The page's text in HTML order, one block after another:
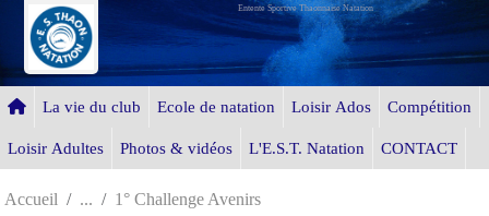
Entente Sportive Thaonnaise Natation
La vie du club Ecole de natation Loisir Ados Compétition
Loisir Adultes Photos & vidéos L'E.S.T. Natation CONTACT
Accueil 1° Challenge Avenirs
Panneau de gestion des cookies